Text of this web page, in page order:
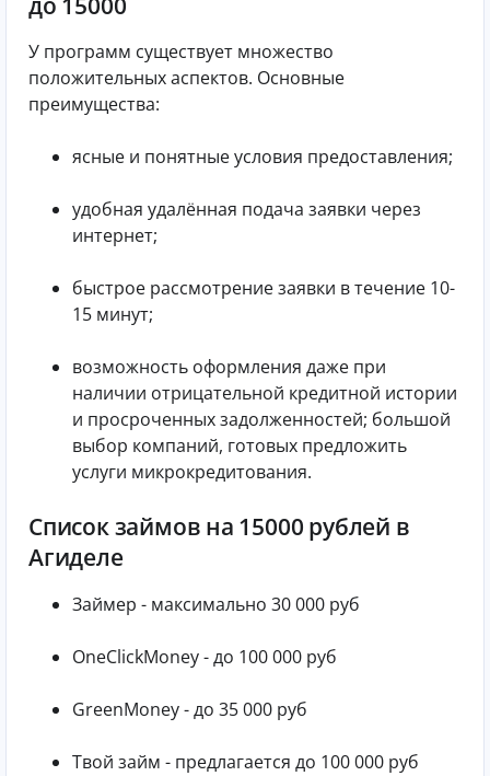
У программ существует множество
положительных аспектов. Основные
преимущества:
ясные и понятные условия предоставления;
удобная удалённая подача заявки через
интернет;
быстрое рассмотрение заявки в течение 10-
15 минут;
возможность оформления даже при
наличии отрицательной кредитной истории
и просроченных задолженностей; большой
выбор компаний, готовых предложить
услуги микрокредитования.
Список займов на 15000 рублей в
Агиделе
Займер - максимально 30 000 руб
OneClickMoney - до 100 000 руб
GreenMoney - до 35 000 руб
Твой займ - предлагается до 100 000 руб